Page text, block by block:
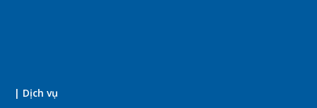
| Dịch vụ